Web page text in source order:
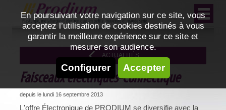
En poursuivant votre navigation sur ce site, vous
acceptez l’utilisation de cookies destinés à vous
garantir la meilleure expérience sur ce site et
mesurer son audience.
Configurer Accepter
ACTUALITÉS
Faisceaux électriques-Connectique
depuis le lundi 16 septembre 2013
L'offre Électronique de PRODIUM se diversifie avec la